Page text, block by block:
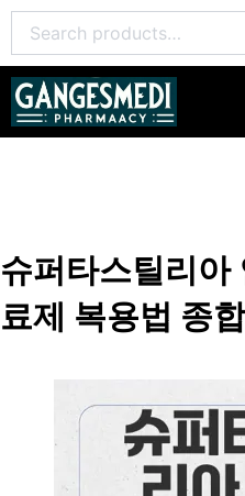
콘
츠
너
for:
슈퍼타스틸리아
료제 복용법 종